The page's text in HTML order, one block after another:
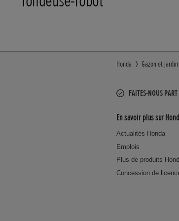
Honda Gazon et jardin
FAITES-NOUS
En savoir plus sur
Actualités Honda
Emplois
Plus de produits
Concession de